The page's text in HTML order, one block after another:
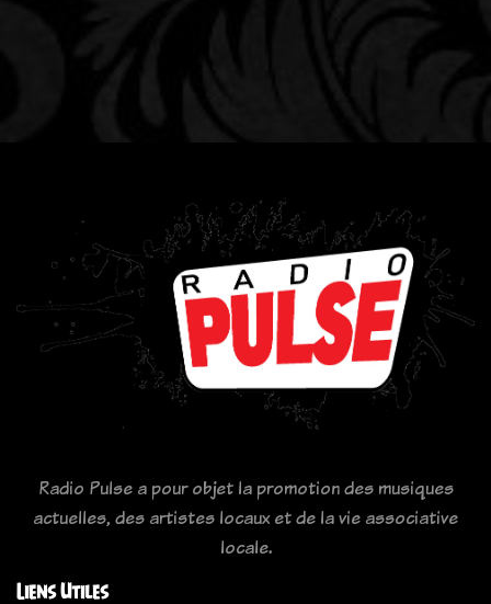
Radio Pulse a pour objet la promotion des musiques
actuelles, des artistes locaux et de la vie associative
locale.
Liens Utiles